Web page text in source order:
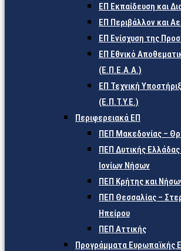
ΕΠ Εκπαίδευση και
ΕΠ Περιβάλλον και
ΕΠ Ενίσχυση της
ΕΠ Εθνικό
(Ε.Π.Ε.Α.Α.)
ΕΠ Τεχνική
(Ε.Π.Τ.Υ.Ε.)
Περιφερειακά ΕΠ
ΠΕΠ Μακεδονίας –
ΠΕΠ Δυτικής
Ιονίων Νήσων
ΠΕΠ Κρήτης και
ΠΕΠ Θεσσαλίας –
Ηπείρου
ΠΕΠ Αττικής
Προγράμματα Ευρωπαϊκής